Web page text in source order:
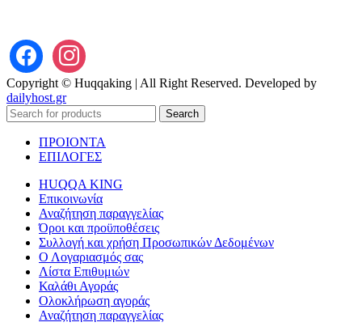
Copyright © Huqqaking | All Right Reserved. Developed by
dailyhost.gr
Search
ΠΡΟΙΟΝΤΑ
ΕΠΙΛΟΓΕΣ
HUQQA KING
Επικοινωνία
Αναζήτηση παραγγελίας
Όροι και προϋποθέσεις
Συλλογή και χρήση Προσωπικών Δεδομένων
Ο Λογαριασμός σας
Λίστα Επιθυμιών
Καλάθι Αγοράς
Ολοκλήρωση αγοράς
Αναζήτηση παραγγελίας